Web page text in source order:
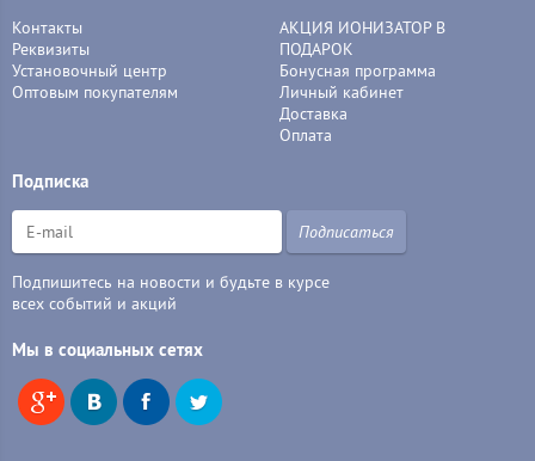
Контакты
Реквизиты
Установочный центр
Оптовым покупателям
АКЦИЯ ИОНИЗАТОР В
ПОДАРОК
Бонусная программа
Личный кабинет
Доставка
Оплата
Подписка
Подписаться
Подпишитесь на новости и будьте в курсе
всех событий и акций
Мы в социальных сетях